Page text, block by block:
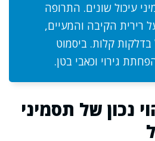
עיכול שונים. התרופה
רירית הקיבה והמעיים,
בדלקות קלות. ביסמוט
גירוי וכאבי בטן.
נכון של תסמיני